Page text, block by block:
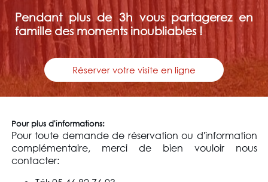
Pendant plus de 3h vous partagerez en
famille des moments inoubliables !
Réserver votre visite en ligne
Pour plus d'informations:
Pour toute demande de réservation ou d'information
complémentaire, merci de bien vouloir nous
contacter: